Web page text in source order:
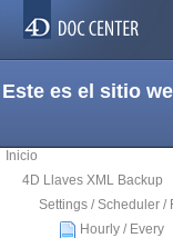
Este es el sitio
Inicio
4D Llaves XML Backup
Settings / Scheduler /
Hourly / Every